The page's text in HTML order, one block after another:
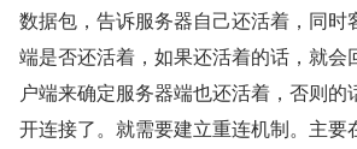
数据包，告诉服务器自己还活着，同时
端是否还活着，如果还活着的话，就会
户端来确定服务器端也还活着，否则
开连接了。就需要建立重连机制。主要